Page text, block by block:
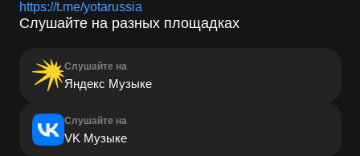
https://t.me/yotarussia
Слушайте на разных площадках
Слушайте на
Яндекс Музыке
Слушайте на
VK Музыке